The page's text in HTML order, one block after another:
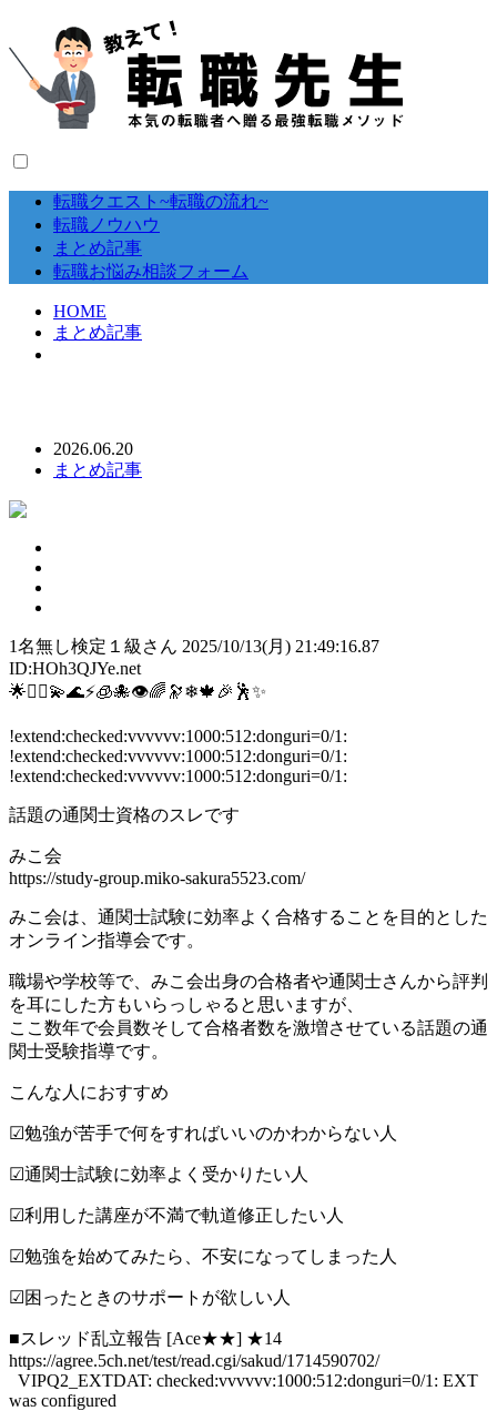
転職クエスト~転職の流れ~
転職ノウハウ
まとめ記事
転職お悩み相談フォーム
HOME
まとめ記事
2026.06.20
まとめ記事
1名無し検定１級さん 2025/10/13(月) 21:49:16.87
ID:HOh3QJYe.net
🌟🧜‍♀💫🌊⚡🧊🐙👁🌈🔭❄🍁🎉🕺✨
!extend:checked:vvvvvv:1000:512:donguri=0/1:
!extend:checked:vvvvvv:1000:512:donguri=0/1:
!extend:checked:vvvvvv:1000:512:donguri=0/1:
話題の通関士資格のスレです
みこ会
https://study-group.miko-sakura5523.com/
みこ会は、通関士試験に効率よく合格することを目的とした
オンライン指導会です。
職場や学校等で、みこ会出身の合格者や通関士さんから評判
を耳にした方もいらっしゃると思いますが、
ここ数年で会員数そして合格者数を激増させている話題の通
関士受験指導です。
こんな人におすすめ
☑︎勉強が苦手で何をすればいいのかわからない人
☑︎通関士試験に効率よく受かりたい人
☑︎利用した講座が不満で軌道修正したい人
☑︎勉強を始めてみたら、不安になってしまった人
☑︎困ったときのサポートが欲しい人
■スレッド乱立報告 [Ace★★] ★14
https://agree.5ch.net/test/read.cgi/sakud/1714590702/
VIPQ2_EXTDAT: checked:vvvvvv:1000:512:donguri=0/1: EXT
was configured